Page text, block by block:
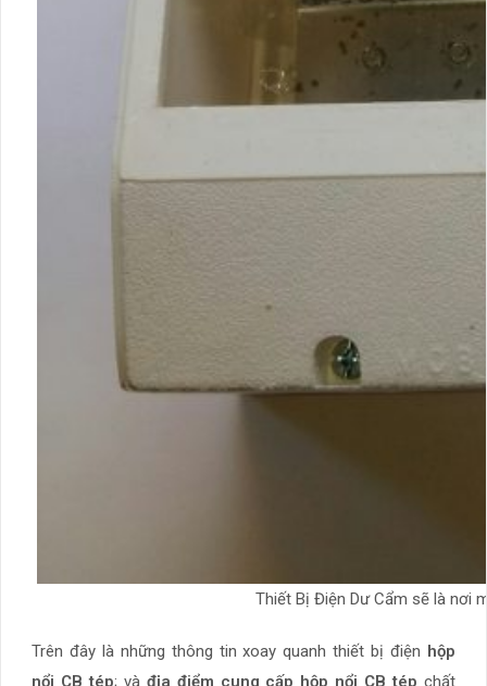
Thiết Bị Điện Dư Cẩm sẽ là nơi
Trên đây là những thông tin xoay quanh thiết bị điện hộp
nổi CB tép; và địa điểm cung cấp hộp nổi CB tép chất